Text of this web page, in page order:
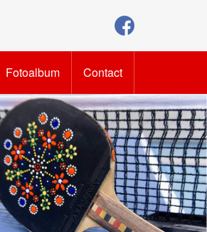
Fotoalbum Contact